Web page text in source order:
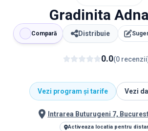
Gradinita
Compară Distribuie
0.0(0 recenzii
Vezi program și tarife Vezi
Intrarea Buturugeni 7,
Activeaza locatia pentru